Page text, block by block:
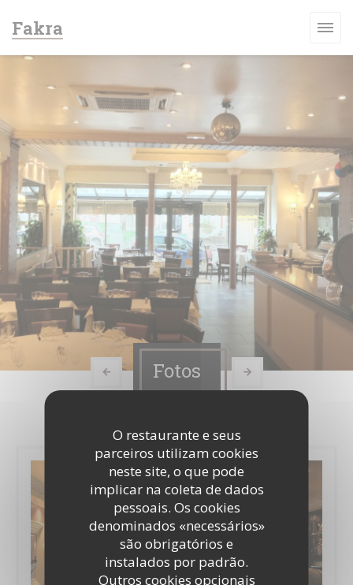
O restaurante e seus
parceiros utilizam cookies
neste site, o que pode
implicar na coleta de dados
pessoais. Os cookies
denominados «necessários»
são obrigatórios e
instalados por padrão.
Outros cookies opcionais
Fakra
Fotos